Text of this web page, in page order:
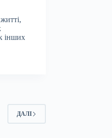
інших
ДАЛІ